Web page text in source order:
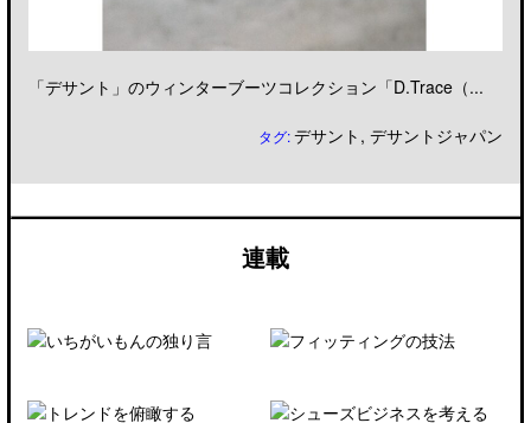
「デサント」のウィンターブーツコレクション「D.Trace（...
タグ:デサント ,デサントジャパン
連載